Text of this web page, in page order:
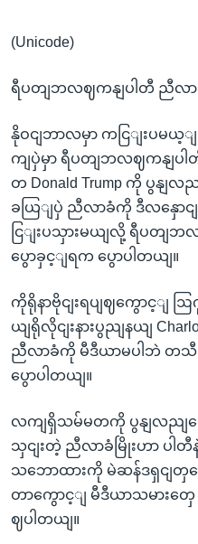
(Unicode)
ရီပတျဘလဈကနျပါတီ ညီလာ
နိုဝငျဘာလမှာ ကငြျးပမယ့
ကျပှဲမှာ ရီပတျဘလဈကနျပ
တ Donald Trump ကို ပွနျလည
ခယြျပှဲ ညီလာခံကို ဒီလနှောငျ
ငြျးပသှားမယျလို့ ရီပတျ
ပွောခှင့ျရက ပွောပါတယျ။
ကိုရိုနာဗိုငျးရပျဈကွောင့ျ
ယျရိုလိုငျးနားပွညျနယျ
ညီလာခံကို မီဒီယာမပါဘဲ တသီ
ပွောပါတယျ။
လကျရှိသမ်မတကို ပွနျလညျရှေ
သှငျးတဲ့ ညီလာခံမြိုးဟာ ပါတီ
သဘောထားကို မဲဆန်ဒရှငျတှဆ
တာကွောင့ျ မီဒီယာသမားတှ
ဈပါတယျ။